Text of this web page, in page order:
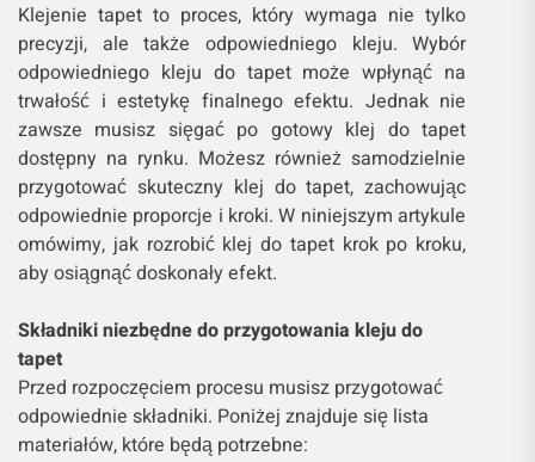
Klejenie tapet to proces, który wymaga nie tylko
precyzji, ale także odpowiedniego kleju. Wybór
odpowiedniego kleju do tapet może wpłynąć na
trwałość i estetykę finalnego efektu. Jednak nie
zawsze musisz sięgać po gotowy klej do tapet
dostępny na rynku. Możesz również samodzielnie
przygotować skuteczny klej do tapet, zachowując
odpowiednie proporcje i kroki. W niniejszym artykule
omówimy, jak rozrobić klej do tapet krok po kroku,
aby osiągnąć doskonały efekt.
Składniki niezbędne do przygotowania kleju do
tapet
Przed rozpoczęciem procesu musisz przygotować
odpowiednie składniki. Poniżej znajduje się lista
materiałów, które będą potrzebne: